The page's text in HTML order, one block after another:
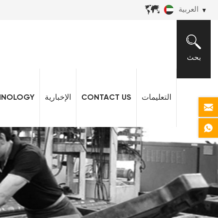
العربية
بحث
الإخبارية CONTACT US التعليمات